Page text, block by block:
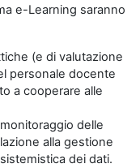
e-Learning saranno
(e di valutazione
personale docente
a cooperare alle
delle
alla gestione
dei dati.